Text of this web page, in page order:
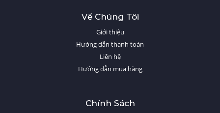
Về Chúng Tôi
Giới thiệu
Hướng dẫn thanh toán
Liên hệ
Hướng dẫn mua hàng
Chính Sách